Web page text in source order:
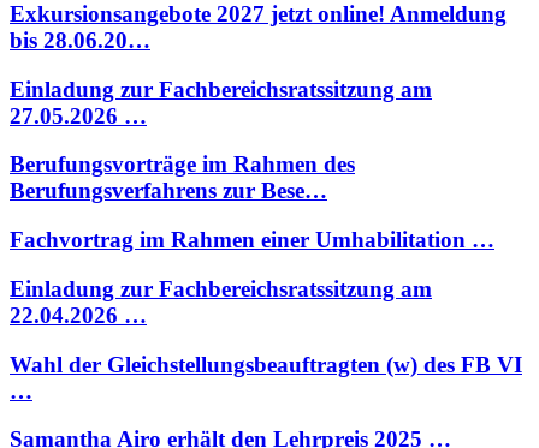
Exkursionsangebote 2027 jetzt online! Anmeldung
bis 28.06.20…
Einladung zur Fachbereichsratssitzung am
27.05.2026 …
Berufungsvorträge im Rahmen des
Berufungsverfahrens zur Bese…
Fachvortrag im Rahmen einer Umhabilitation …
Einladung zur Fachbereichsratssitzung am
22.04.2026 …
Wahl der Gleichstellungsbeauftragten (w) des FB VI
…
Samantha Airo erhält den Lehrpreis 2025 …